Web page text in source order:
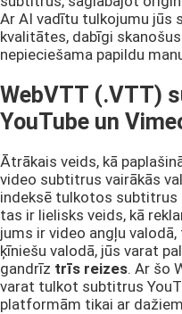
Ar AI vadītu tulkojumu jūs
kvalitātes, dabīgi
nepieciešama papildu
WebVTT (.VTT)
YouTube un
Ātrākais veids, kā
video subtitrus vairākās
indeksē tulkotos subtitrus
tas ir lielisks veids, kā
jums ir video angļu
ķīniešu valodā, jūs varat
gandrīz trīs reizes. Ar šo
varat tulkot subtitrus
platformām tikai ar